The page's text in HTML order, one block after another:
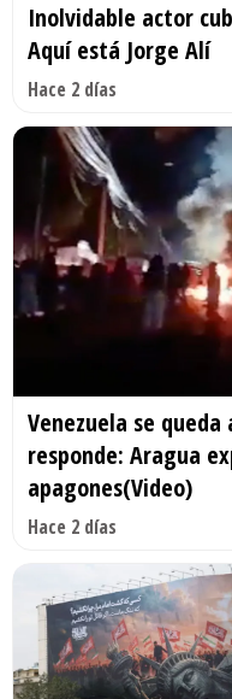
Inolvidable actor
Aquí está Jorge Alí
Hace 2 días
Venezuela se
responde: Aragua
apagones(Video)
Hace 2 días